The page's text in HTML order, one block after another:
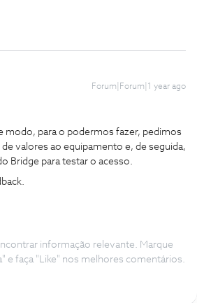
Forum|Forum|1 year ago
modo, para o podermos fazer, pedimos
valores ao equipamento e, de seguida,
Bridge para testar o acesso.
informação relevante. Marque
e faça "Like" nos melhores comentários.